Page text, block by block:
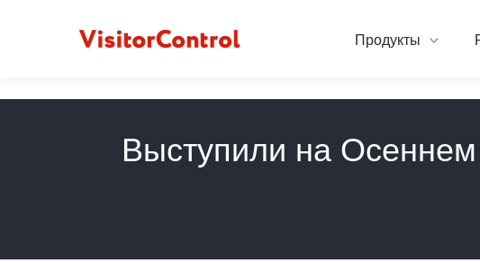
Продукты
Выступили на